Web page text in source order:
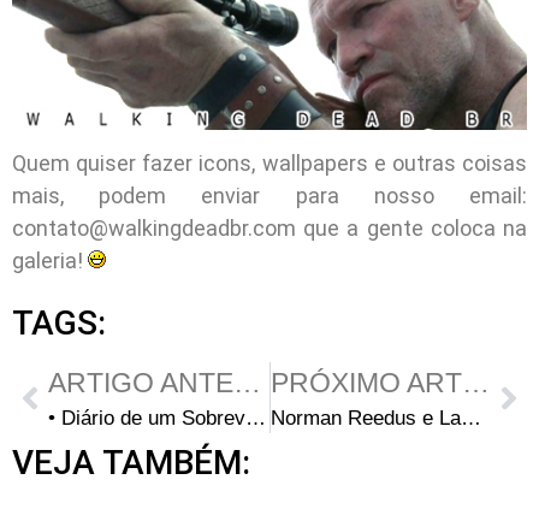
Quem quiser fazer icons, wallpapers e outras coisas
mais, podem enviar para nosso email:
contato@walkingdeadbr.com que a gente coloca na
galeria!
TAGS:
ARTIGO ANTERIOR
• Diário de um Sobrevivente – Terceiro Dia
PRÓXIMO ARTIGO
Norman Reedus e Laurie Holden no Holiday Rock & Roll Bash
VEJA TAMBÉM: